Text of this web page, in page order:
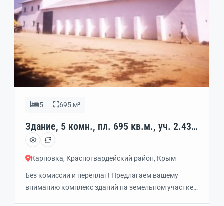
5 695 м²
Здание, 5 комн., пл. 695 кв.м., уч. 2.43
га., код: 457206
Карповка, Красногвардейский район, Крым
Без комиссии и переплат! Предлагаем вашему
вниманию комплекс зданий на земельном участке